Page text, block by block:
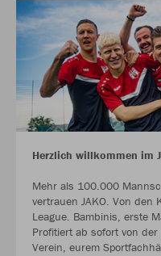
Herzlich willkommen im
Mehr als 100.000
vertrauen JAKO. Von den
League. Bambinis, erste
Profitiert ab sofort von
Verein, eurem